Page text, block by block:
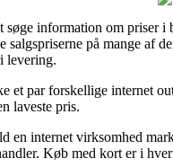
information om priser
på mange af
levering.
et par forskellige internet
laveste pris.
en internet virksomhed
Køb med kort er i